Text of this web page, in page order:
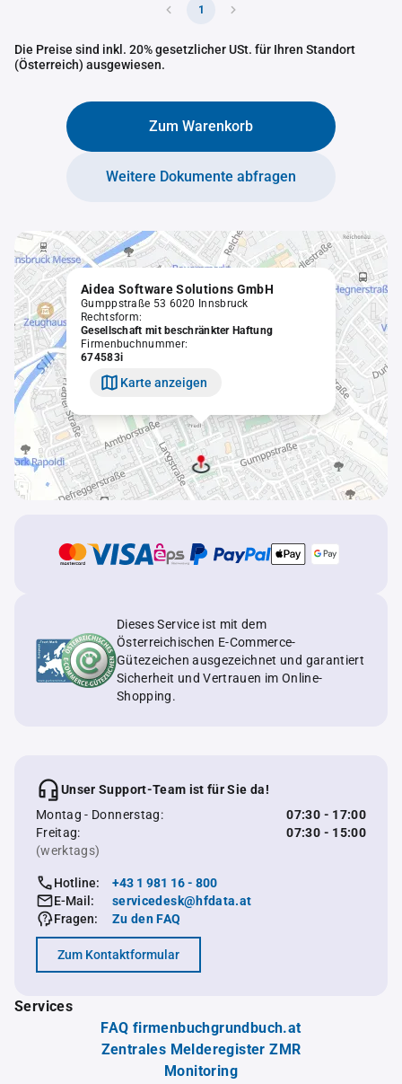
1
Die Preise sind inkl. 20% gesetzlicher USt. für Ihren Standort
(Österreich) ausgewiesen.
Zum Warenkorb
Weitere Dokumente abfragen
Aidea Software Solutions GmbH
Gumppstraße 53 6020 Innsbruck
Rechtsform:
Gesellschaft mit beschränkter Haftung
Firmenbuchnummer:
674583i
Karte anzeigen
Dieses Service ist mit dem
Österreichischen E-Commerce-
Gütezeichen ausgezeichnet und garantiert
Sicherheit und Vertrauen im Online-
Shopping.
Unser Support-Team ist für Sie da!
Montag - Donnerstag:
07:30 - 17:00
Freitag:
07:30 - 15:00
(werktags)
Hotline:
+43 1 981 16 - 800
E-Mail:
servicedesk@hfdata.at
Fragen:
Zu den FAQ
Zum Kontaktformular
Services
FAQ firmenbuchgrundbuch.at
Zentrales Melderegister ZMR
Monitoring